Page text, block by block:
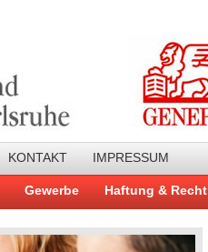
Gewerbe Haftung & Recht
KONTAKT IMPRESSUM